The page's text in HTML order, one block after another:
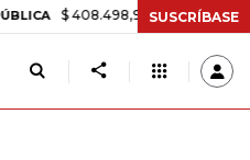
$ 408.498,97 +$ 8.753,81 +2,19%
SUSCRÍBASE